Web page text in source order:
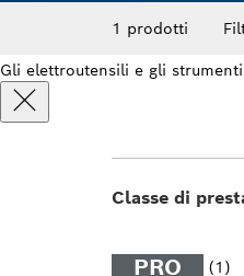
1 prodotti
Gli elettroutensili e gli
Classe di
PRO (1)